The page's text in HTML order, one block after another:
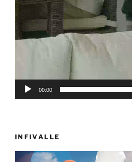
00:00
INFIVALLE